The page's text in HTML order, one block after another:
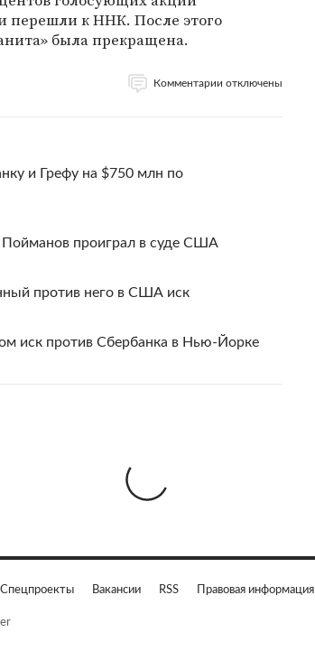
перешли к ННК. После этого
была прекращена.
Комментарии отключены
и Грефу на $750 млн по
Пойманов проиграл в суде США
против него в США иск
иск против Сбербанка в Нью-Йорке
Спецпроекты Вакансии RSS Правовая информация